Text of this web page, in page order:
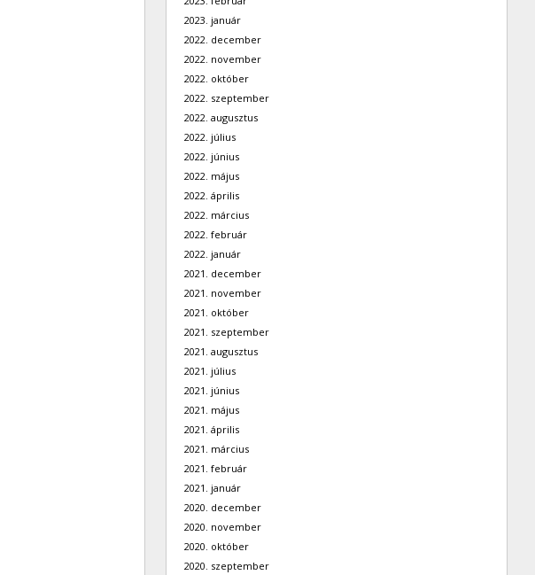
2023. január
2022. december
2022. november
2022. október
2022. szeptember
2022. augusztus
2022. július
2022. június
2022. május
2022. április
2022. március
2022. február
2022. január
2021. december
2021. november
2021. október
2021. szeptember
2021. augusztus
2021. július
2021. június
2021. május
2021. április
2021. március
2021. február
2021. január
2020. december
2020. november
2020. október
2020. szeptember